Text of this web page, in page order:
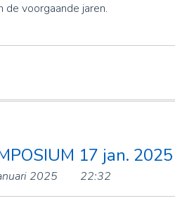
de voorgaande jaren.
17 jan.
2025 22:32